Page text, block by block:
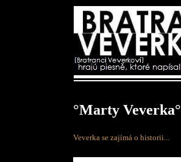
°Marty Veverka°
Veverka se zajímá o historii...